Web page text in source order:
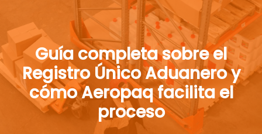
Guía completa sobre el
Registro Único Aduanero y
cómo Aeropaq facilita el
proceso